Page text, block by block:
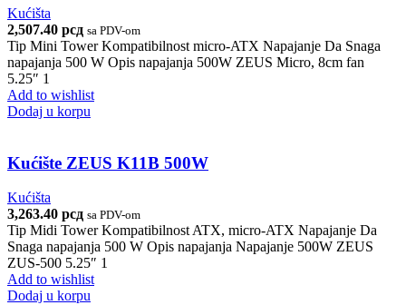
Kućišta
2,507.40 рсд sa PDV-om
Tip Mini Tower Kompatibilnost micro-ATX Napajanje Da Snaga
napajanja 500 W Opis napajanja 500W ZEUS Micro, 8cm fan
5.25″ 1
Add to wishlist
Dodaj u korpu
Kućište ZEUS K11B 500W
Kućišta
3,263.40 рсд sa PDV-om
Tip Midi Tower Kompatibilnost ATX, micro-ATX Napajanje Da
Snaga napajanja 500 W Opis napajanja Napajanje 500W ZEUS
ZUS-500 5.25″ 1
Add to wishlist
Dodaj u korpu